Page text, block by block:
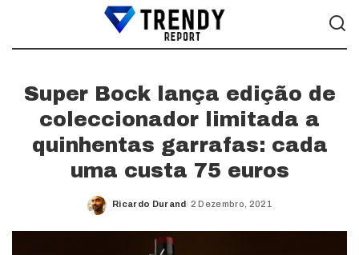
Super Bock lança edição de
coleccionador limitada a
quinhentas garrafas: cada
uma custa 75 euros
Posted
Ricardo Durand 2 Dezembro, 2021